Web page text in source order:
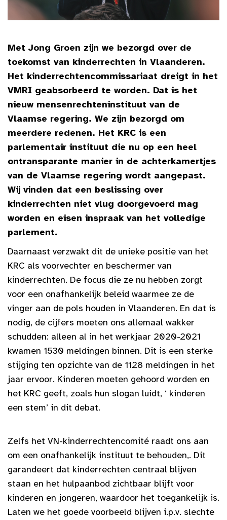
Met Jong Groen zijn we bezorgd over de
toekomst van kinderrechten in Vlaanderen.
Het kinderrechtencommissariaat dreigt in het
VMRI geabsorbeerd te worden. Dat is het
nieuw mensenrechteninstituut van de
Vlaamse regering. We zijn bezorgd om
meerdere redenen. Het KRC is een
parlementair instituut die nu op een heel
ontransparante manier in de achterkamertjes
van de Vlaamse regering wordt aangepast.
Wij vinden dat een beslissing over
kinderrechten niet vlug doorgevoerd mag
worden en eisen inspraak van het volledige
parlement.
Daarnaast verzwakt dit de unieke positie van het
KRC als voorvechter en beschermer van
kinderrechten. De focus die ze nu hebben zorgt
voor een onafhankelijk beleid waarmee ze de
vinger aan de pols houden in Vlaanderen. En dat is
nodig, de cijfers moeten ons allemaal wakker
schudden: alleen al in het werkjaar 2020-2021
kwamen 1530 meldingen binnen. Dit is een sterke
stijging ten opzichte van de 1128 meldingen in het
jaar ervoor. Kinderen moeten gehoord worden en
het KRC geeft, zoals hun slogan luidt, ‘ kinderen
een stem’ in dit debat.
Zelfs het VN-kinderrechtencomité raadt ons aan
om een onafhankelijk instituut te behouden,. Dit
garandeert dat kinderrechten centraal blijven
staan en het hulpaanbod zichtbaar blijft voor
kinderen en jongeren, waardoor het toegankelijk is.
Laten we het goede voorbeeld blijven i.p.v. slechte